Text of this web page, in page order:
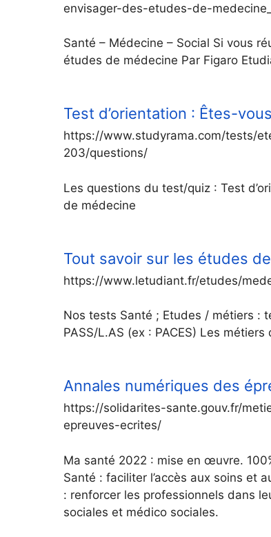
envisager-des-etudes-de-
Santé – Médecine – Social Si vous
études de médecine Par Figaro
Test d’orientation : Êtes-
https://www.studyrama.com/tests/
203/questions/
Les questions du test/quiz : Test
de médecine
Tout savoir sur les études
https://www.letudiant.fr/etudes/
Nos tests Santé ; Etudes / métiers :
PASS/L.AS (ex : PACES) Les
Annales numériques des
https://solidarites-sante.gouv.fr/
epreuves-ecrites/
Ma santé 2022 : mise en œuvre.
Santé : faciliter l’accès aux soins et
: renforcer les professionnels dans
sociales et médico sociales.